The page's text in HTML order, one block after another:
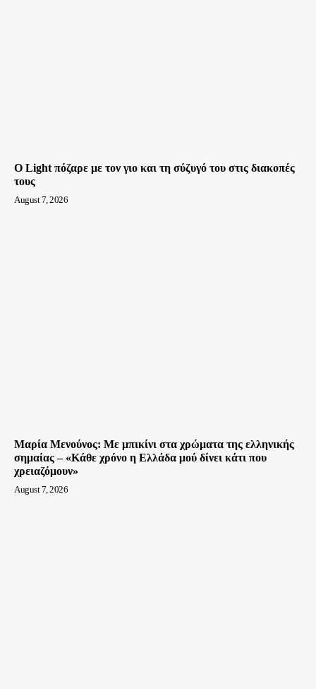
Ο Light πόζαρε με τον γιο και τη σύζυγό του στις διακοπές
τους
August 7, 2026
Μαρία Μενούνος: Με μπικίνι στα χρώματα της ελληνικής
σημαίας – «Κάθε χρόνο η Ελλάδα μού δίνει κάτι που
χρειαζόμουν»
August 7, 2026